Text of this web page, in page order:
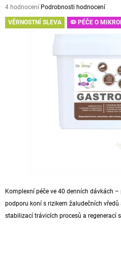
Průměrné
hodnocení
produktu
4 hodnocení Podrobnosti hodnocení
VĚRNOSTNÍ SLEVA 🦠 PÉČE O
Komplexní péče ve 40 denních dávkách
podporu koní s rizikem žaludečních vředů
stabilizací trávicích procesů a regenerací
A
J
HLEDAT
O
U
Č